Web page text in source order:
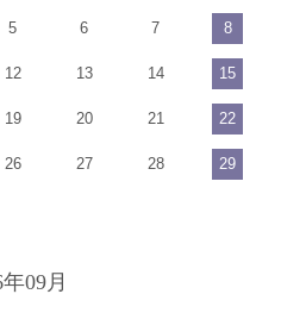
5 6 7 8
12 13 14 15
19 20 21 22
26 27 28 29
09月